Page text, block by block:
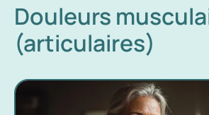
Douleurs
(articulaires)